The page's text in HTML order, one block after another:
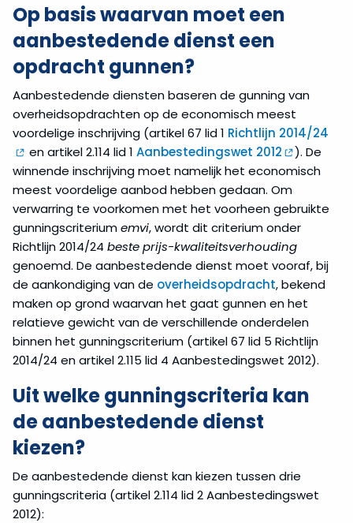
Op basis waarvan moet een
aanbestedende dienst een
opdracht gunnen?
Aanbestedende diensten baseren de gunning van
overheidsopdrachten op de economisch meest
voordelige inschrijving (artikel 67 lid 1 Richtlijn 2014/24
en artikel 2.114 lid 1 Aanbestedingswet 2012
). De
winnende inschrijving moet namelijk het economisch
meest voordelige aanbod hebben gedaan. Om
verwarring te voorkomen met het voorheen gebruikte
gunningscriteriumemvi, wordt dit criterium onder
Richtlijn 2014/24 beste prijs-kwaliteitsverhouding
genoemd. De aanbestedende dienst moet vooraf, bij
de aankondiging van de overheidsopdracht, bekend
maken op grond waarvan het gaat gunnen en het
relatieve gewicht van de verschillende onderdelen
binnen het gunningscriterium (artikel 67 lid 5 Richtlijn
2014/24 en artikel 2.115 lid 4 Aanbestedingswet 2012).
Uit welke gunningscriteria kan
de aanbestedende dienst
kiezen?
De aanbestedende dienst kan kiezen tussen drie
gunningscriteria (artikel 2.114 lid 2 Aanbestedingswet
2012):